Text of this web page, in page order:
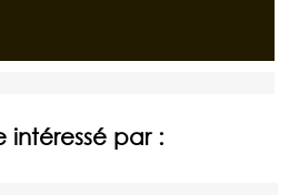
intéressé par :